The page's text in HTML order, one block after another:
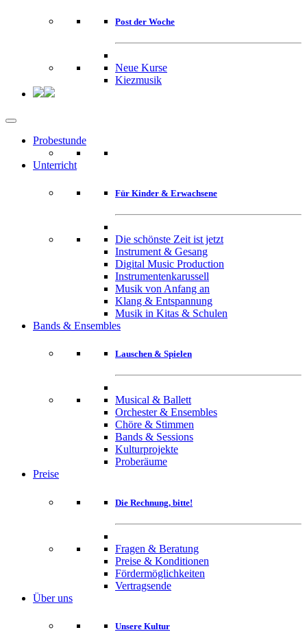
Post der Woche
Neue Kurse
Kiezmusik
Probestunde
Unterricht
Für Kinder & Erwachsene
Die schönste Zeit ist jetzt
Instrument & Gesang
Digital Music Production
Instrumentenkarussell
Musik von Anfang an
Klang & Entspannung
Musik in Kitas & Schulen
Bands & Ensembles
Lauschen & Spielen
Musical & Ballett
Orchester & Ensembles
Chöre & Stimmen
Bands & Sessions
Kulturprojekte
Proberäume
Preise
Die Rechnung, bitte!
Fragen & Beratung
Preise & Konditionen
Fördermöglichkeiten
Vertragsende
Über uns
Unsere Kultur